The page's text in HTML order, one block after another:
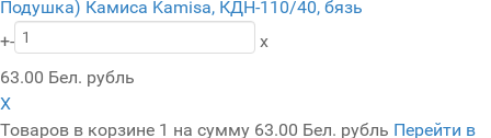
Подушка) Камиса Kamisa, КДН-110/40, бязь
+-
x
63.00 Бел. рубль
X
Товаров в корзине 1 на сумму 63.00 Бел. рубль Перейти в